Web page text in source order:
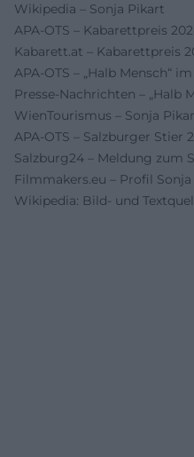
Wikipedia – Sonja Pikart
APA-OTS – Kabarettpreis
Kabarett.at – Kabarettpreis
APA-OTS – „Halb Mensch“
Presse-Nachrichten – „Halb
WienTourismus – Sonja
APA-OTS – Salzburger Stier
Salzburg24 – Meldung zum
Filmmakers.eu – Profil
Wikipedia: Bild- und